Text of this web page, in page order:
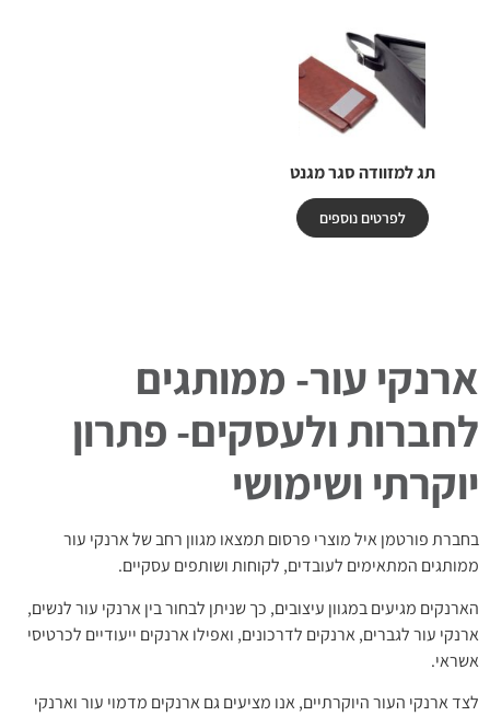
תג למזוודה סגר מגנט
לפרטים נוספים
ארנקי עור- ממותגים
לחברות ולעסקים- פתרון
יוקרתי ושימושי
בחברת פורטמן איל מוצרי פרסום תמצאו מגוון רחב של ארנקי עור
ממותגים המתאימים לעובדים, לקוחות ושותפים עסקיים.
הארנקים מגיעים במגוון עיצובים, כך שניתן לבחור בין ארנקי עור לנשים,
ארנקי עור לגברים, ארנקים לדרכונים, ואפילו ארנקים ייעודיים לכרטיסי
אשראי.
לצד ארנקי העור היוקרתיים, אנו מציעים גם ארנקים מדמוי עור וארנקי